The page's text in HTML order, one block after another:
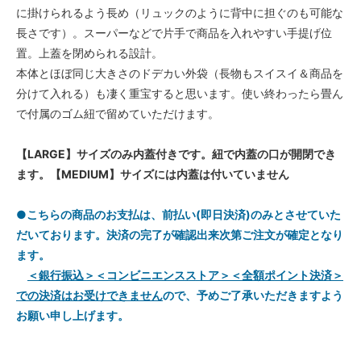
に掛けられるよう長め（リュックのように背中に担ぐのも可能な
長さです）。スーパーなどで片手で商品を入れやすい手提げ位
置。上蓋を閉められる設計。
本体とほぼ同じ大きさのドデカい外袋（長物もスイスイ＆商品を
分けて入れる）も凄く重宝すると思います。使い終わったら畳ん
で付属のゴム紐で留めていただけます。
【LARGE】サイズのみ内蓋付きです。紐で内蓋の口が開閉でき
ます。【MEDIUM】サイズには内蓋は付いていません
●こちらの商品のお支払は、前払い(即日決済)のみとさせていた
だいております。決済の完了が確認出来次第ご注文が確定となり
ます。
＜銀行振込＞＜コンビニエンスストア＞＜全額ポイント決済＞
での決済はお受けできませんので、予めご了承いただきますよう
お願い申し上げます。